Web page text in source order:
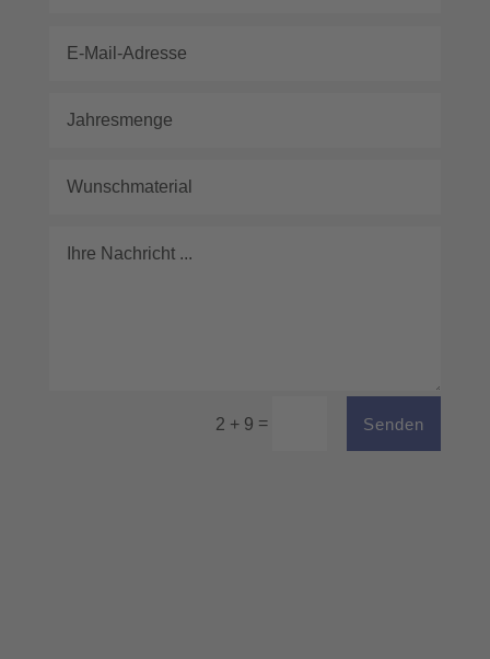
2 + 9 = Senden